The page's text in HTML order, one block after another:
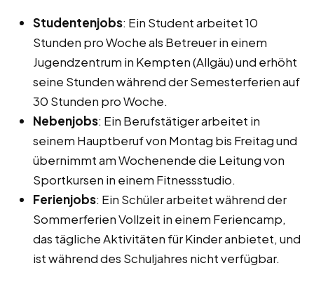
Studentenjobs: Ein Student arbeitet 10
Stunden pro Woche als Betreuer in einem
Jugendzentrum in Kempten (Allgäu) und erhöht
seine Stunden während der Semesterferien auf
30 Stunden pro Woche.
Nebenjobs: Ein Berufstätiger arbeitet in
seinem Hauptberuf von Montag bis Freitag und
übernimmt am Wochenende die Leitung von
Sportkursen in einem Fitnessstudio.
Ferienjobs: Ein Schüler arbeitet während der
Sommerferien Vollzeit in einem Feriencamp,
das tägliche Aktivitäten für Kinder anbietet, und
ist während des Schuljahres nicht verfügbar.